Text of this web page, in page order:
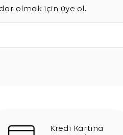
olmak için üye ol.
Kredi Kartına